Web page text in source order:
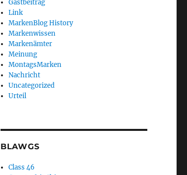
Gastbeitrag
Link
MarkenBlog History
Markenwissen
Markenämter
Meinung
MontagsMarken
Nachricht
Uncategorized
Urteil
BLAWGS
Class 46